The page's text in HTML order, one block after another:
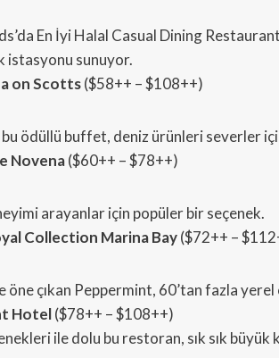
En İyi Halal Casual Dining
istasyonu sunuyor.
on Scotts($58++ – $108++)
bu ödüllü buffet, deniz ürünleri severler
Novena($60++ – $78++)
arayanlar için popüler bir seçenek.
Collection Marina Bay($72++ –
çıkan Peppermint, 60’tan fazla yerel
Hotel($78++ – $108++)
ile dolu bu restoran, sık sık